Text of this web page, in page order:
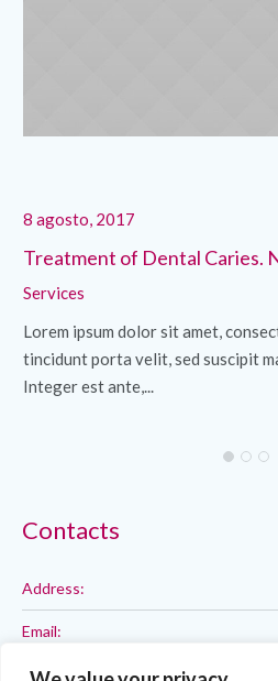
8 agosto, 2017
Treatment of Dental Caries.
Services
Lorem ipsum dolor sit amet,
tincidunt porta velit, sed suscipit
Integer est ante,...
Contacts
Address:
Email:
Phone: